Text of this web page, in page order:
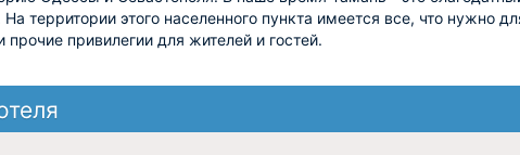
территории этого населенного пункта имеется все, что нужно
прочие привилегии для жителей и гостей.